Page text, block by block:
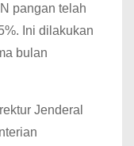
pangan telah
Ini dilakukan
bulan
Jenderal